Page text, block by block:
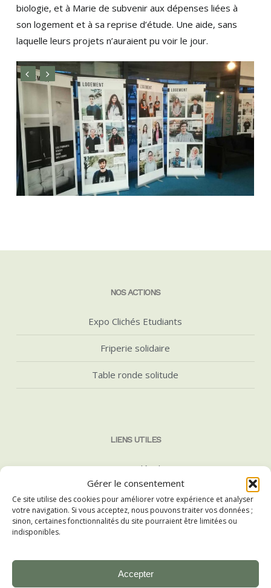
Gérer le consentement
Ce site utilise des cookies pour améliorer votre expérience et analyser
votre navigation. Si vous acceptez, nous pouvons traiter vos données ;
sinon, certaines fonctionnalités du site pourraient être limitées ou
indisponibles.
Accepter
biologie, et à Marie de subvenir aux dépenses liées à
son logement et à sa reprise d’étude. Une aide, sans
laquelle leurs projets n’auraient pu voir le jour.
NOS ACTIONS
Expo Clichés Etudiants
Friperie solidaire
Table ronde solitude
LIENS UTILES
Mentions légales
HelloAsso
MGEL